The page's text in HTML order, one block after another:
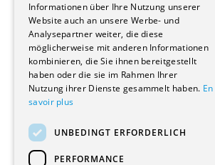
Wohnungen
Renovierungen
Innere Umbauten
Gastgewerbe und Tourismus
Verwaltungsgebäude und Geschäfte
Schuleinrichtungen
Medizinische Einrichtungen
Kultur - Sport - Freizeit
Industrie - Handwerk
Informationen über Ihre Nutzung unserer
Website auch an unsere Werbe- und
Analysepartner weiter, die diese
möglicherweise mit anderen Informationen
kombinieren, die Sie ihnen bereitgestellt
haben oder die sie im Rahmen Ihrer
Nutzung ihrer Dienste gesammelt haben. En
savoir plus
UNBEDINGT ERFORDERLICH
PERFORMANCE